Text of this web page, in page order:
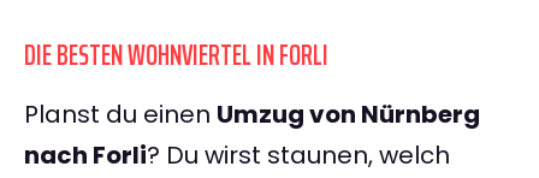
DIE BESTEN WOHNVIERTEL IN FORLI
Planst du einen Umzug von Nürnberg
nach Forli? Du wirst staunen, welch